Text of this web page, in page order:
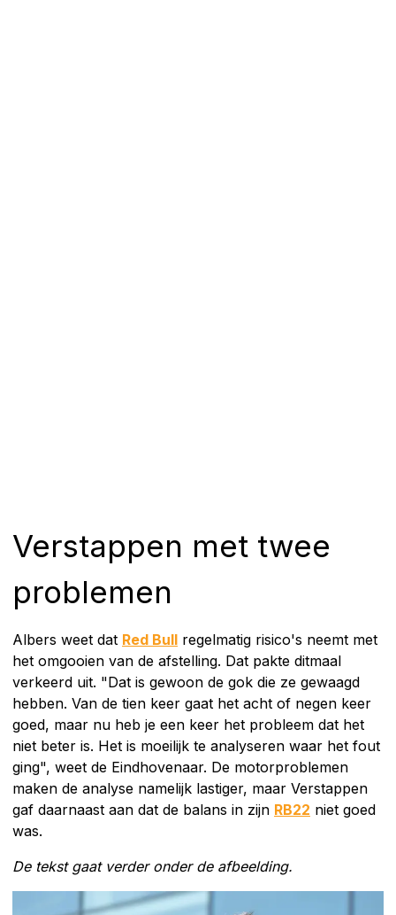
Verstappen met twee
problemen
Albers weet dat Red Bull regelmatig risico's neemt met
het omgooien van de afstelling. Dat pakte ditmaal
verkeerd uit. "Dat is gewoon de gok die ze gewaagd
hebben. Van de tien keer gaat het acht of negen keer
goed, maar nu heb je een keer het probleem dat het
niet beter is. Het is moeilijk te analyseren waar het fout
ging", weet de Eindhovenaar. De motorproblemen
maken de analyse namelijk lastiger, maar Verstappen
gaf daarnaast aan dat de balans in zijn RB22 niet goed
was.
De tekst gaat verder onder de afbeelding.